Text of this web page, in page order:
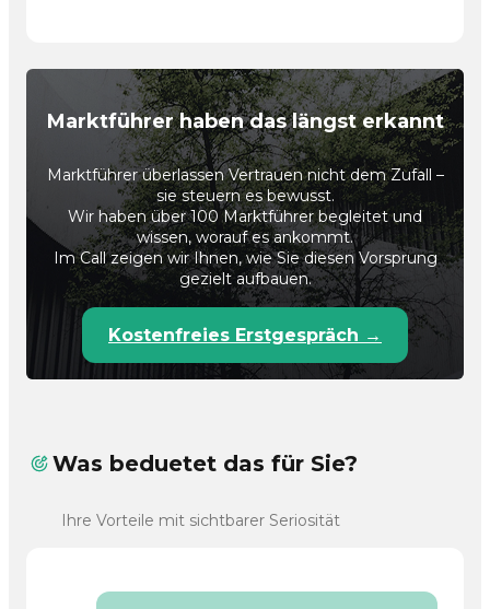
Marktführer haben das längst erkannt
Marktführer überlassen Vertrauen nicht dem Zufall –
sie steuern es bewusst.
Wir haben über 100 Marktführer begleitet und
wissen, worauf es ankommt.
Im Call zeigen wir Ihnen, wie Sie diesen Vorsprung
gezielt aufbauen.
Kostenfreies Erstgespräch →
Was beduetet das für Sie?
Ihre Vorteile mit sichtbarer Seriosität